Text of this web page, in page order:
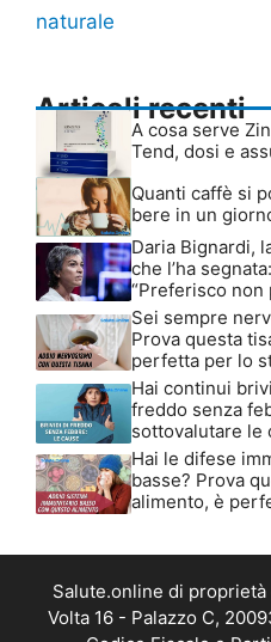
naturale
Articoli recenti
A cosa serve
Tend, dosi e
Quanti caffè si
bere in un
Daria Bignardi,
che l’ha segnata:
“Preferisco non
Sei sempre
Prova questa
perfetta per lo
Hai continui
freddo senza
sottovalutare le
Hai le difese
basse? Prova
alimento, è
Salute.online di proprietà
Volta 16 - Palazzo C,